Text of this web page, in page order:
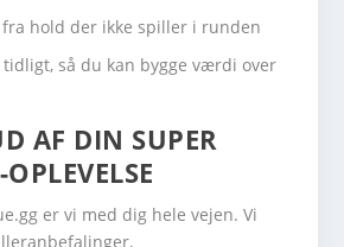
hold der ikke spiller i runden
så du kan bygge værdi over
AF DIN SUPER
er vi med dig hele vejen. Vi